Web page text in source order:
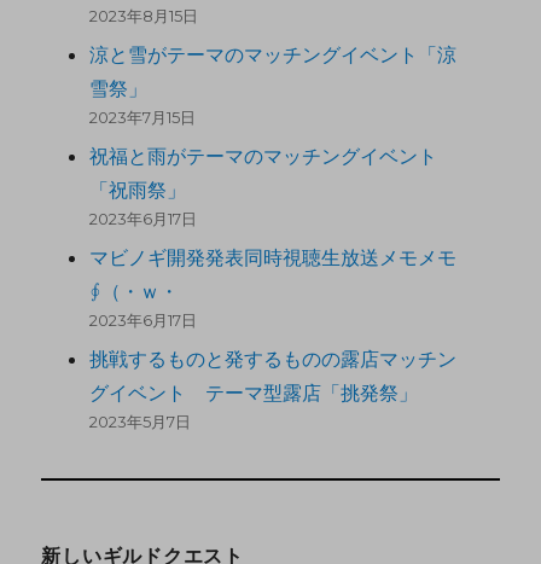
2023年8月15日
涼と雪がテーマのマッチングイベント「涼
雪祭」
2023年7月15日
祝福と雨がテーマのマッチングイベント
「祝雨祭」
2023年6月17日
マビノギ開発発表同時視聴生放送メモメモ
∮（・ｗ・
2023年6月17日
挑戦するものと発するものの露店マッチン
グイベント テーマ型露店「挑発祭」
2023年5月7日
新しいギルドクエスト